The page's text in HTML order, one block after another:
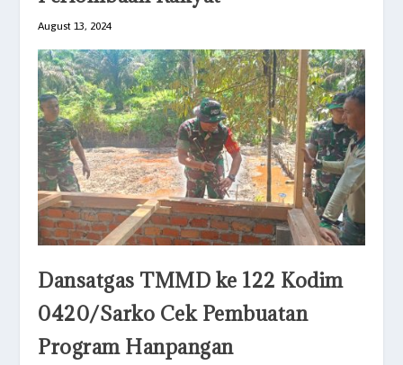
August 13, 2024
Dansatgas TMMD ke 122 Kodim
0420/Sarko Cek Pembuatan
Program Hanpangan